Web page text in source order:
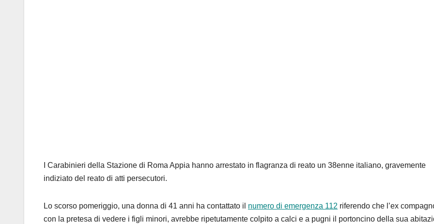
I Carabinieri della Stazione di Roma Appia hanno arrestato in flagranza di reato un 38enne italiano, gravemente
indiziato del reato di atti persecutori.
Lo scorso pomeriggio, una donna di 41 anni ha contattato il numero di emergenza 112 riferendo che l’ex
con la pretesa di vedere i figli minori, avrebbe ripetutamente colpito a calci e a pugni il portoncino della sua